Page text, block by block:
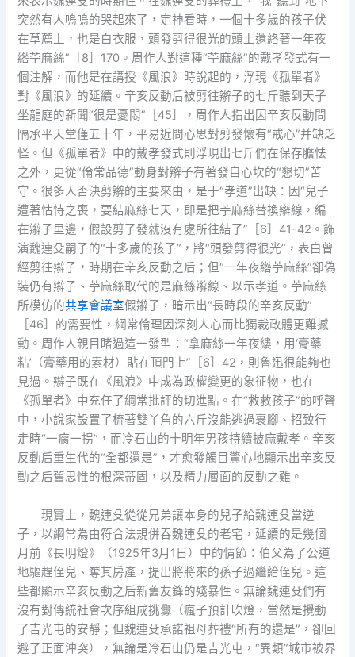
突然有人嗚嗚的哭起來了，定神看時，一個十多歲的孩子伏
在草薦上，也是白衣服，頭發剪得很光的頭上還絡著一年夜
綹苧麻絲”［8］170。周作人對這種“苧麻絲”的戴孝發式有一
個注解，而他是在講授《風浪》時說起的，浮現《孤單者》
對《風浪》的延續。辛亥反動后被剪往辮子的七斤聽到天子
坐龍庭的新聞“很是憂悶”［45］，周作人指出因辛亥反動間
隔承平天堂僅五十年，平易近間心思對剪發懷有“戒心”并缺乏
怪。但《孤單者》中的戴孝發式則浮現出七斤們在保存膽怯
之外，更從“倫常品德”動身對辮子有著發自心坎的“懇切”苦
守。很多人否決剪辮的主要來由，是于“孝道”出缺：因“兒子
遭著怙恃之喪，要結麻絲七天，即是把苧麻絲替換辮線，編
在辮子里邊，假設剪了發就沒有處所往結了”［6］41-42。飾
演魏連殳嗣子的“十多歲的孩子”，將“頭發剪得很光”，表白曾
經剪往辮子，時期在辛亥反動之后；但“一年夜綹苧麻絲”卻偽
裝仍有辮子、苧麻絲取代的是麻絲辮線、以示孝道。苧麻絲
所模仿的共享會議室假辮子，暗示出“長時段的辛亥反動”
［46］的需要性，綱常倫理因深刻人心而比獨裁政體更難撼
動。周作人親目睹過這一發型：“拿麻絲一年夜縷，用‘膏藥
粘’（膏藥用的素材）貼在頂門上”［6］42，則魯迅很能夠也
見過。辮子既在《風浪》中成為政權變更的象征物，也在
《孤單者》中充任了綱常批評的切進點。在“救救孩子”的呼聲
中，小說家設置了梳著雙丫角的六斤沒能逃過裹腳、招致行
走時“一瘸一拐”，而冷石山的十明年男孩持續披麻戴孝。辛亥
反動后重生代的“全都還是”，才愈發觸目驚心地顯示出辛亥反
動之后舊思惟的根深蒂固，以及精力層面的反動之難。
現實上，魏連殳從從兄弟讓本身的兒子給魏連殳當逆
子，以綱常為由符合法規併吞魏連殳的老宅，延續的是幾個
月前《長明燈》（1925年3月1日）中的情節：伯父為了公道
地驅趕侄兒、奪其房產，提出將將來的孫子過繼給侄兒。這
些都顯示辛亥反動之后新舊友鋒的殘暴性。無論魏連殳們有
沒有對傳統社會次序組成挑釁（瘋子預計吹燈，當然是攪動
了吉光屯的安靜；但魏連殳承諾祖母葬禮“所有的還是”，卻回
避了正面沖突），無論是冷石山仍是吉光屯，“異類”城市被界